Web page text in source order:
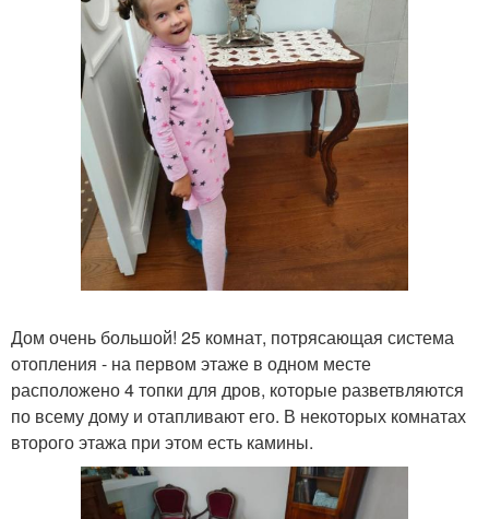
Дом очень большой! 25 комнат, потрясающая система
отопления - на первом этаже в одном месте
расположено 4 топки для дров, которые разветвляются
по всему дому и отапливают его. В некоторых комнатах
второго этажа при этом есть камины.